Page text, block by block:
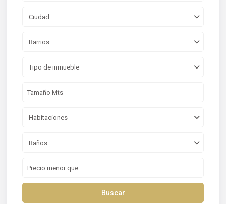
Ciudad
Barrios
Tipo de inmueble
Habitaciones
Baños
Buscar